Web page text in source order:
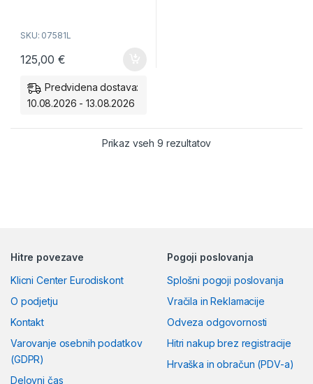
aplikacijeImmax NEO PRO
spremljajte napetost, tok in
ali podjetja, kjerkoli že ste.
Pametna rešitev za energetsko
SKU: 07581L
125,00€
Predvidena dostava:
10.08.2026 - 13.08.2026
Prikaz vseh 9 rezultatovRazvrščeno po ceni:
Hitre povezave
Klicni Center Eurodiskont
O podjetju
Kontakt
Varovanje osebnih podatkov
(GDPR)
Delovni čas
Pogoji poslovanja
Splošni pogoji poslovanja
Vračila in Reklamacije
Odveza odgovornosti
Hitri nakup brez registracije
Hrvaška in obračun (PDV-a)